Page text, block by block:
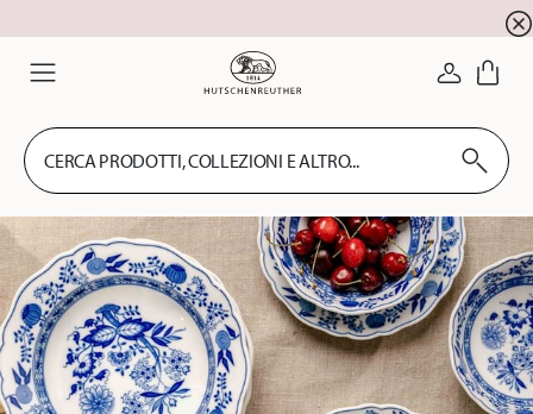
registrazione alla newsletter
ACCEDI
CERCA PRODOTTI, COLLEZIONI E ALTRO...